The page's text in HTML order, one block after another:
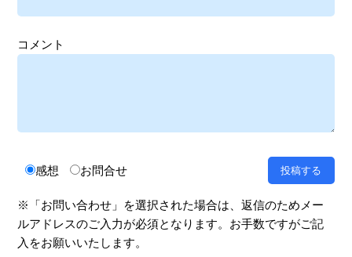
コメント
感想 お問合せ
※「お問い合わせ」を選択された場合は、返信のためメー
ルアドレスのご入力が必須となります。お手数ですがご記
入をお願いいたします。